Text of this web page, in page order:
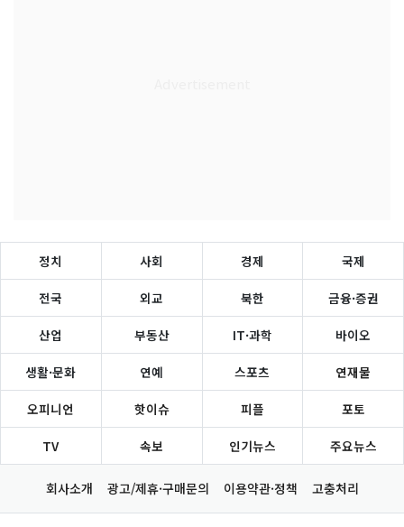
정치 사회 경제 국제
전국 외교 북한 금융·증권
산업 부동산 IT·과학 바이오
생활·문화 연예 스포츠 연재물
오피니언 핫이슈 피플 포토
TV 속보 인기뉴스 주요뉴스
회사소개 광고/제휴·구매문의 이용약관·정책 고충처리